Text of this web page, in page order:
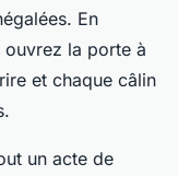
En
ouvrez la porte à
et chaque câlin
un acte de